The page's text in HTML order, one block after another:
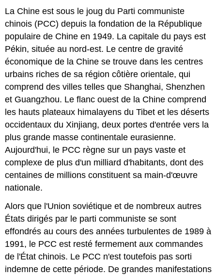
La Chine est sous le joug du Parti communiste
chinois (PCC) depuis la fondation de la République
populaire de Chine en 1949. La capitale du pays est
Pékin, située au nord-est. Le centre de gravité
économique de la Chine se trouve dans les centres
urbains riches de sa région côtière orientale, qui
comprend des villes telles que Shanghai, Shenzhen
et Guangzhou. Le flanc ouest de la Chine comprend
les hauts plateaux himalayens du Tibet et les déserts
occidentaux du Xinjiang, deux portes d'entrée vers la
plus grande masse continentale eurasienne.
Aujourd'hui, le PCC règne sur un pays vaste et
complexe de plus d'un milliard d'habitants, dont des
centaines de millions constituent sa main-d'œuvre
nationale.
Alors que l'Union soviétique et de nombreux autres
États dirigés par le parti communiste se sont
effondrés au cours des années turbulentes de 1989 à
1991, le PCC est resté fermement aux commandes
de l'État chinois. Le PCC n'est toutefois pas sorti
indemne de cette période. De grandes manifestations